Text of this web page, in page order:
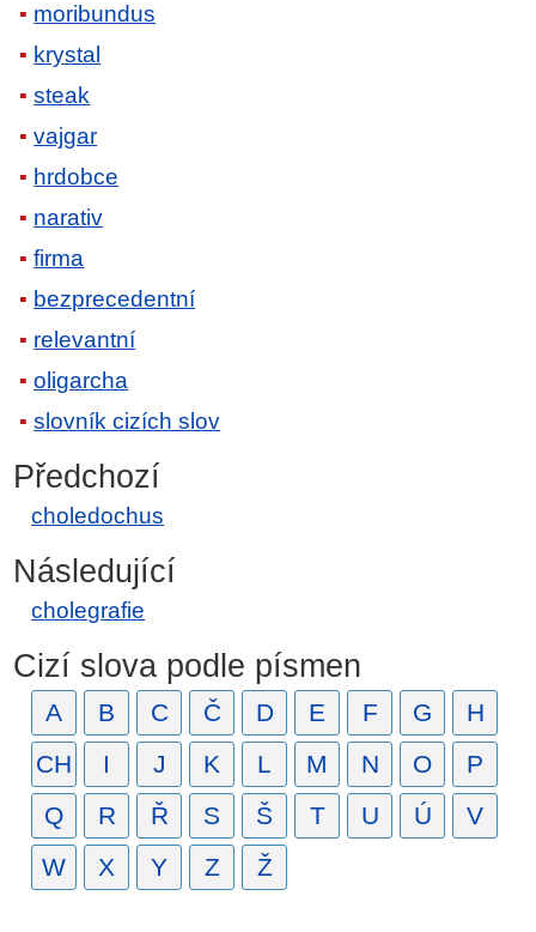
moribundus
krystal
steak
vajgar
hrdobce
narativ
firma
bezprecedentní
relevantní
oligarcha
slovník cizích slov
Předchozí
choledochus
Následující
cholegrafie
Cizí slova podle písmen
A B C Č D E F G
H
CH
I J K L M N O
P
Q
R Ř S Š T U Ú
V
W
X Y Z Ž